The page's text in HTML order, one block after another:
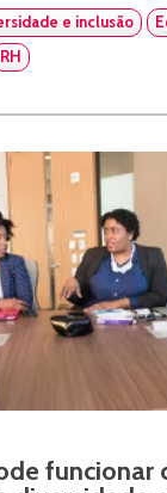
e inclusão
RH
funcionar